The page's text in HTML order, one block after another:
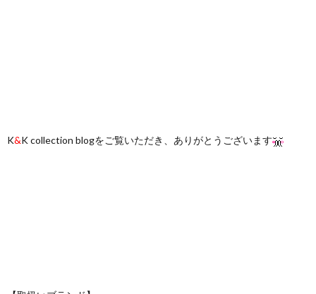
K&K collection blogをご覧いただき、ありがとうございます